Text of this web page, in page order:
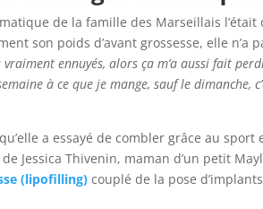
de la famille des Marseillais l’était
son poids d’avant grossesse, elle n’a
vraiment ennuyés, alors ça m’a aussi fait
à ce que je mange, sauf le dimanche,
a essayé de combler grâce au
de Jessica Thivenin, maman d’un petit
(lipofilling) couplé de la pose